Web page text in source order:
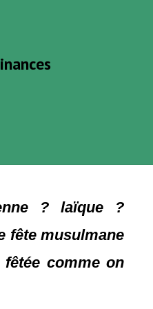
? laïque ?
fête musulmane
comme on